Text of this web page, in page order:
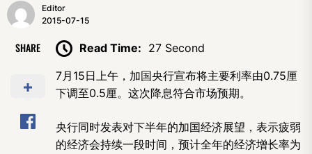
Editor
2015-07-15
SHARE Read Time: 27 Second
7月15日上午，加国央行宣布将主要利率由0.75厘
下调至0.5厘。这次降息符合市场预期。
央行同时发表对下半年的加国经济展望，表示疲弱
的经济会持续一段时间，预计全年的经济增长率为